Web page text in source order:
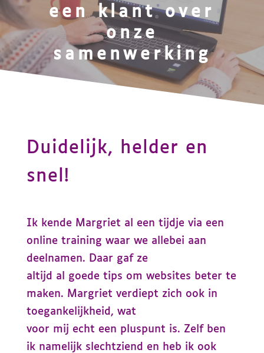
een klant over
onze
samenwerking
Duidelijk, helder en
snel!
Ik kende Margriet al een tijdje via een
online training waar we allebei aan
deelnamen. Daar gaf ze
altijd al goede tips om websites beter te
maken. Margriet verdiept zich ook in
toegankelijkheid, wat
voor mij echt een pluspunt is. Zelf ben
ik namelijk slechtziend en heb ik ook